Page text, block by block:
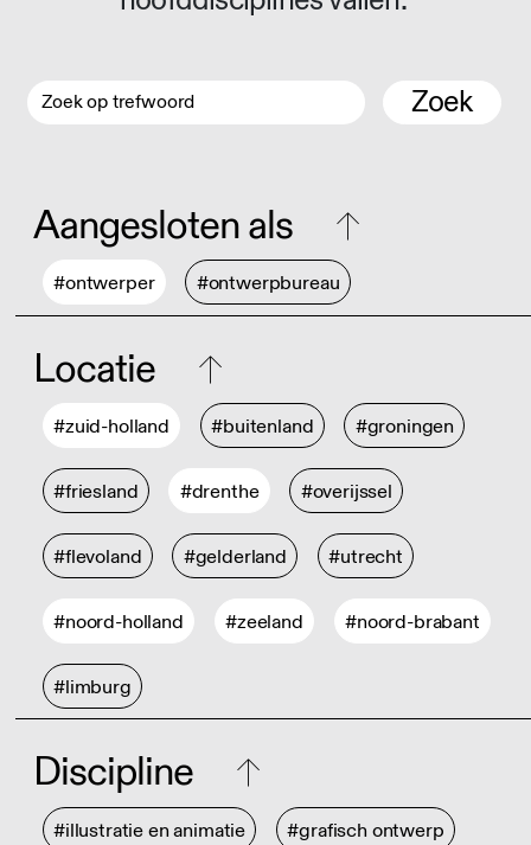
Zoek
Aangesloten als
#ontwerper #ontwerpbureau
Locatie
#zuid-holland #buitenland #groningen
#friesland #drenthe #overijssel
#flevoland #gelderland #utrecht
#noord-holland #zeeland #noord-brabant
#limburg
Discipline
#illustratie en animatie #grafisch ontwerp